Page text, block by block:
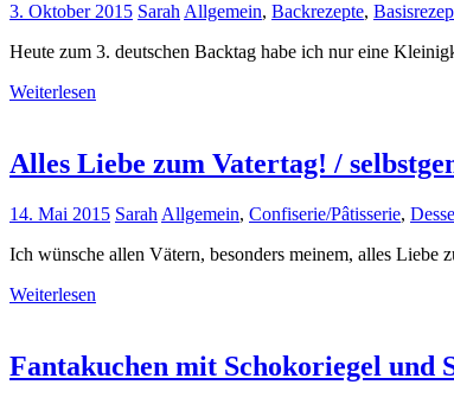
3. Oktober 2015 Sarah Allgemein, Backrezepte,
Heute zum 3. deutschen Backtag habe ich nur eine
Weiterlesen
Alles Liebe zum Vatertag! /
14. Mai 2015 Sarah Allgemein, Confiserie/Pâtisserie,
Ich wünsche allen Vätern, besonders meinem, alles Liebe
Weiterlesen
Fantakuchen mit Schokoriegel und